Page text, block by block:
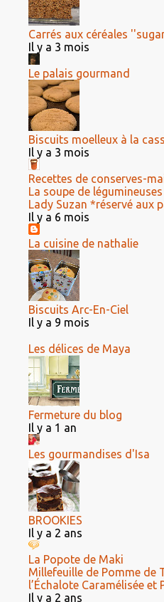
Carrés aux céréales
Il y a 3 mois
Le palais gourmand
Biscuits moelleux à la
Il y a 3 mois
Recettes de conserves-
La soupe de
Lady Suzan *réservé aux
Il y a 6 mois
La cuisine de nathalie
Biscuits Arc-En-Ciel
Il y a 9 mois
Les délices de Maya
Fermeture du blog
Il y a 1 an
Les gourmandises d'Isa
BROOKIES
Il y a 2 ans
La Popote de Maki
Millefeuille de Pomme de
l’Échalote Caramélisée et
Il y a 2 ans